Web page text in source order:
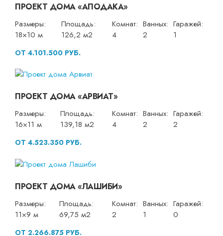
ПРОЕКТ ДОМА «АПОДАКА»
Размеры:
18×10 м
Площадь:
126,2 м2
Комнат:
4
Ванных:
2
Гаражей:
1
ОТ 4.101.500 РУБ.
ПРОЕКТ ДОМА «АРВИАТ»
Размеры:
16×11 м
Площадь:
139,18 м2
Комнат:
4
Ванных:
2
Гаражей:
2
ОТ 4.523.350 РУБ.
ПРОЕКТ ДОМА «ЛАШИБИ»
Размеры:
11×9 м
Площадь:
69,75 м2
Комнат:
2
Ванных:
1
Гаражей:
0
ОТ 2.266.875 РУБ.